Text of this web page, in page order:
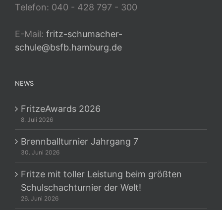
Telefon: 040 - 428 797 - 300
E-Mail: fritz-schumacher-
schule@bsfb.hamburg.de
NEWS
FritzeAwards 2026
8. Juli 2026
Brennballturnier Jahrgang 7
30. Juni 2026
Fritze mit toller Leistung beim größten
Schulschachturnier der Welt!
26. Juni 2026